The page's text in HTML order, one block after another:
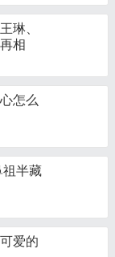
琳、
相
怎么
半藏
爱的